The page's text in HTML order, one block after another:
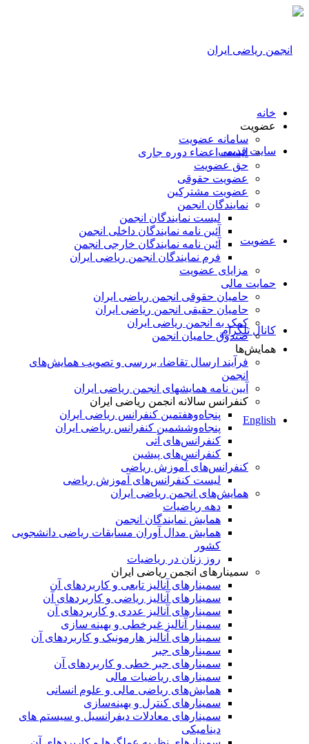
سایت قدیمی
عضویت
کانال تلگرام
English
خانه
عضویت
سامانه عضویت
لیست اعضاء دوره جاری
حق عضویت
عضویت حقوقی
عضویت مشترکین
نمایندگان انجمن
لیست نمایندگان انجمن
آئین نامه نمایندگان داخلی انجمن
آئین نامه نمایندگان خارجی انجمن
فرم نمایندگان انجمن ریاضی ایران
مزایای عضویت
حمایت مالی
حامیان حقوقی انجمن ریاضی ایران
حامیان حقیقی انجمن ریاضی ایران
کمک به انجمن ریاضی ایران
صندوق حامیان انجمن
همایش‌ها
فرآیند ارسال تقاضا، بررسی و تصویب همایش‌های
انجمن
آیین نامه همایشهای انجمن ریاضی ایران
کنفرانس‌ سالانه انجمن ریاضی ایران
پنجاه‌و‌هفتمین کنفرانس ریاضی ایران
پنجاه‌و‌ششمین کنفرانس ریاضی ایران
کنفرانس‌های آتی
کنفرانس‎‌های پیشین
کنفرانس‌های آموزش ریاضی
لیست کنفرانس‌های آموزش ریاضی
همایش‌های انجمن ریاضی ایران
دهه ریاضیات
همایش نمایندگان انجمن
همایش مدال آوران مسابقات ریاضی دانشجویی
کشور
روز زنان در ریاضیات
سمینارهای انجمن ریاضی ایران
سمینارهای آنالیز تابعی و کاربردهای آن
سمینارهای آنالیز ریاضی و کاربردهای آن
سمینارهای آنالیز عددی و کاربردهای آن
سمینار آنالیز غیرخطی و بهینه سازی
سمینارهای آنالیز هارمونیک و کاربردهای آن
سمینار‌های جبر
سمینارهای جبر خطی و کاربردهای آن
سمینار‌های ریاضیات مالی
همایش‌های ریاضی مالی و علوم انسانی
سمینارهای کنترل و بهینه‌سازی
سمینارهای معادلات دیفرانسیل و سیستم های
دینامیکی